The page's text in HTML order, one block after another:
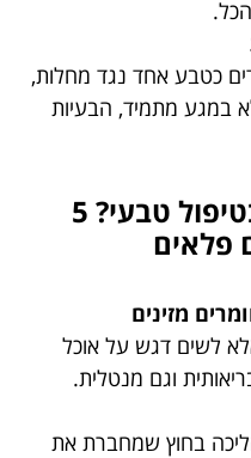
כטבע אחד נגד מחלות,
במגע מתמיד, הבעיות
איך משלבים את זה בטיפול טבעי? 5
פלאים
מזינים
לשים דגש על אוכל
וגם מנטלית.
בחוץ שמחברת את